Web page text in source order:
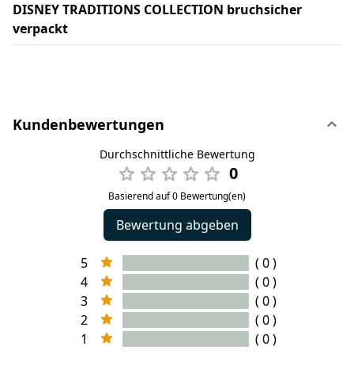
DISNEY TRADITIONS COLLECTION bruchsicher
verpackt
Kundenbewertungen
Durchschnittliche Bewertung
0
Basierend auf 0 Bewertung(en)
Bewertung abgeben
5
( 0 )
4
( 0 )
3
( 0 )
2
( 0 )
1
( 0 )